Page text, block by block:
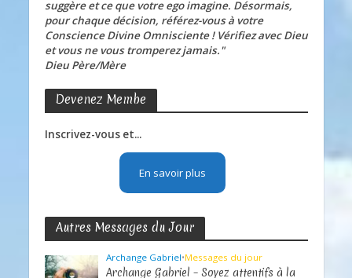
suggère et ce que votre ego imagine. Désormais,
pour chaque décision, référez-vous à votre
Conscience Divine Omnisciente ! Vérifiez avec Dieu
et vous ne vous tromperez jamais."
Dieu Père/Mère
Devenez Membe
Inscrivez-vous et...
En savoir plus
Autres Messages du Jour
Archange Gabriel•Messages du jour
Archange Gabriel – Soyez attentifs à la